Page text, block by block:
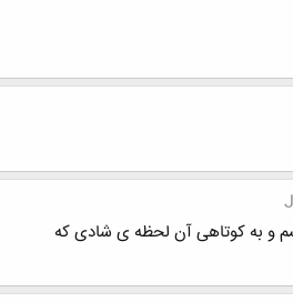
و به کوتاهی آن لحظه ی شادی که